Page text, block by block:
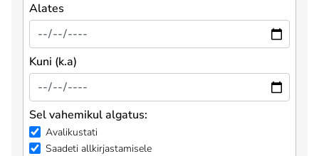
Alates
Kuni (k.a)
Sel vahemikul algatus:
Avalikustati
Saadeti allkirjastamisele